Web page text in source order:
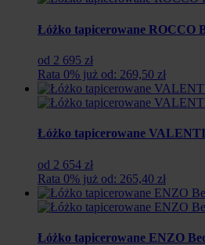
Łóżko tapicerowane ROCCO
od 2 695 zł
Rata 0% już od: 269,50 zł
Łóżko tapicerowane
od 2 654 zł
Rata 0% już od: 265,40 zł
Łóżko tapicerowane ENZO